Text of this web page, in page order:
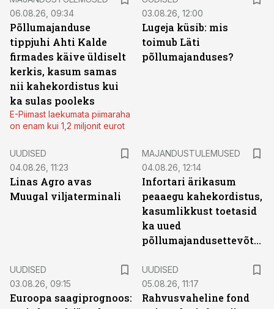
06.08.26, 09:34
Põllumajanduse
tippjuhi Ahti Kalde
firmades käive üldiselt
kerkis, kasum samas
nii kahekordistus kui
ka sulas pooleks
E-Piimast laekumata piimaraha
on enam kui 1,2 miljonit eurot
03.08.26, 12:00
Lugeja küsib: mis
toimub Läti
põllumajanduses?
UUDISED
04.08.26, 11:23
Linas Agro avas
Muugal viljaterminali
MAJANDUSTULEMUSED
04.08.26, 12:14
Infortari ärikasum
peaaegu kahekordistus,
kasumlikkust toetasid
ka uued
põllumajandusettevõtted
UUDISED
03.08.26, 09:15
Euroopa saagiprognoos:
UUDISED
05.08.26, 11:17
Rahvusvaheline fond